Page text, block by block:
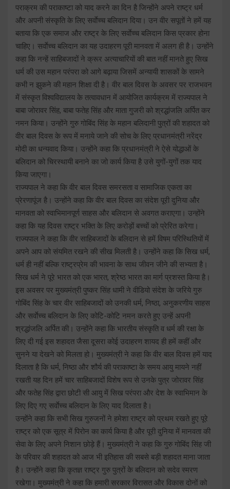
पराक्रम की पराकाष्टा को याद करने का दिन है जिन्होंने अपने राष्ट्र धर्म
और अपनी संस्कृति के लिए सर्वाेच्च बलिदान दिया। उन वीर सपूतों ने हमें यह
बताया कि एक समाज और राष्ट्र के लिए सर्वाेच्च बलिदान किस प्रकार होना
चाहिए। सर्वाेच्च बलिदान का यह उदाहरण पूरी मानवता में अलग ही है। उन्होंने
कहा कि नन्हें साहिबजादों ने क्रूर अत्याचारियों की बात नहीं मानते हुए सिख
धर्म की उस महान परंपरा को आगे बढ़ाया जिसमें अन्यायी शासकों के सामने
कभी न झुकने की महान शिक्षा दी है। वीर बाल दिवस के अवसर पर राजभवन
में संस्कृत विश्वविद्यालय के तत्वावधान में आयोजित कार्यक्रम में राज्यपाल ने
बाबा जोरावर सिंह, बाबा फतेह सिंह और माता गुजरी को श्रद्धांजलि अर्पित कर
नमन किया। उन्होंने गुरु गोबिंद सिंह के महान बलिदानी पुत्रों की शहादत को
वीर बाल दिवस के रूप में मनाये जाने की सोच के लिए प्रधानमंत्री नरेंद्र
मोदी का धन्यवाद किया। उन्होंने कहा कि प्रधानमंत्री ने ऐसे योद्धाओं के
बलिदान को चिरस्थायी बनाने का जो कार्य किया है उसे युगों-युगों तक याद
किया जाएगा।
राज्यपाल ने कहा कि वीर बाल दिवस समरसता व सामाजिक एकता का
प्रेरणापूंज है। उन्होंने कहा कि वीर बाल दिवस का संदेश पूरी दुनिया और
मानवता को स्वाभिमानपूर्ण साहस और बलिदान से अवगत कराएगा। उन्होंने
कहा कि यह दिवस राष्ट्र भक्ति के लिए करोड़ों बच्चों को प्रेरित करेगा।
राज्यपाल ने कहा कि वीर साहिबजादों के बलिदान से हमें विषम परिस्थितियों में
अपने आप को संयमित रखने की सीख मिलती है। उन्होंने कहा कि सिख धर्म,
धर्म ही नहीं बल्कि राष्ट्रप्रेम की भावना के साथ जीवन जीने की सभ्यता है।
सिख धर्म ने पूरे भारत को एक भारत, श्रेष्ठ भारत का मार्ग प्रशस्त किया है।
इस अवसर पर मुख्यमंत्री पुष्कर सिंह धामी ने वीडियो संदेश के जरिये गुरु
गोबिंद सिंह के चार वीर साहिबजादों को उनकी धर्म, निष्ठा, अनुकरणीय साहस
और सर्वाेच्च बलिदान के लिए कोटि-कोटि नमन करते हुए उन्हें अपनी
श्रद्धांजलि अर्पित की। उन्होंने कहा कि भारतीय संस्कृति व धर्म की रक्षा के
लिए दी गई इस शहादत जैसा दूसरा कोई उदाहरण शायद ही हमें कहीं और
सुनने या देखने को मिलता हो। मुख्यमंत्री ने कहा कि वीर बाल दिवस हमें याद
दिलाता है कि धर्म, निष्ठा और शौर्य की पराकाष्टा के समय आयु मायने नहीं
रखती यह दिन हमें चार साहिबजादों विशेष रूप से उनके पुत्र जोरावर सिंह
और फतेह सिंह द्वारा छोटी सी आयु में सिख परंपरा और देश के स्वाभिमान के
लिए दिए गए सर्वाेच्च बलिदान के लिए याद दिलाता है।
उन्होंने कहा कि सभी सिख गुरुजनों ने हमेशा राष्ट्र को प्रथम रखते हुए पूरे
राष्ट्र को एक सूत्र में पिरोन का कार्य किया है और पूरी दुनिया में मानवता की
सेवा के लिए अपने निशान छोड़े हैं। मुख्यमंत्री ने कहा कि गुरु गोबिंद सिंह जी
के परिवार की शहादत को आज भी इतिहास की सबसे बड़ी शहादत माना जाता
है। उन्होंने कहा कि कृतज्ञ राष्ट्र गुरु पुत्रों के बलिदान को सदेव स्मरण
रखेगा। मुख्यमंत्री ने कहा कि हमारी सरकार विरासत और विकास दोनों को